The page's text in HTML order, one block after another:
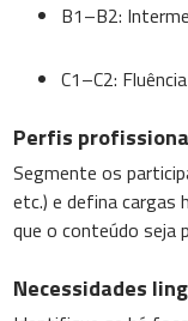
B1–B2:
C1–C2:
Perfis
Segmente os
etc.) e defina cargas
que o conteúdo seja
Necessidades